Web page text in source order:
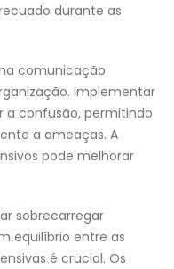
durante as
comunicação
Implementar
a confusão, permitindo
a ameaças. A
pode melhorar
sobrecarregar
equilíbrio entre as
é crucial. Os